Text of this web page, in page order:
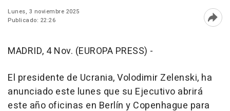
Lunes, 3 noviembre 2025
Publicado: 22:26
MADRID, 4 Nov. (EUROPA PRESS) -
El presidente de Ucrania, Volodimir Zelenski, ha
anunciado este lunes que su Ejecutivo abrirá
este año oficinas en Berlín y Copenhague para